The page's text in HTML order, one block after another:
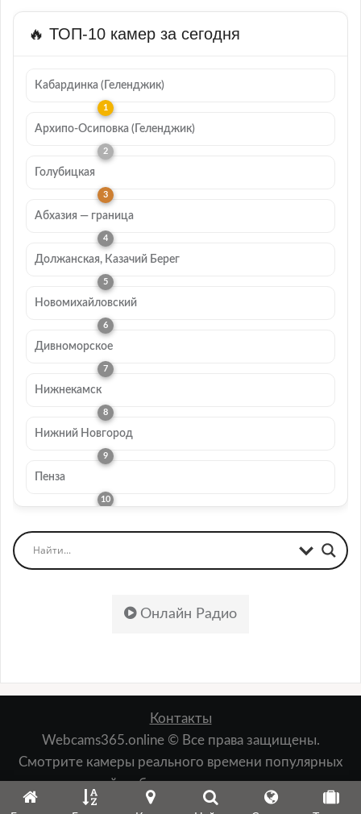
🔥 ТОП-10 камер за сегодня
Кабардинка (Геленджик)
Архипо-Осиповка (Геленджик)
Голубицкая
Абхазия — граница
Должанская, Казачий Берег
Новомихайловский
Дивноморское
Нижнекамск
Нижний Новгород
Пенза
Онлайн Радио
Контакты
Webcams365.online © Все права защищены.
Смотрите камеры реального времени популярных
мест: пляжей, набережных, лыжных курортов,
зданий, природы и т.д.